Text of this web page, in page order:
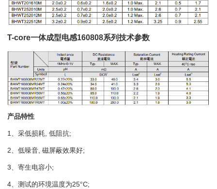
T-core一体成型电感160808系列技术参数
产品特性
1、采低损耗, 低阻抗;
2、低噪音, 磁屏蔽效果好;
3、寄生电容小;
4、测试的环境温度为25°C;